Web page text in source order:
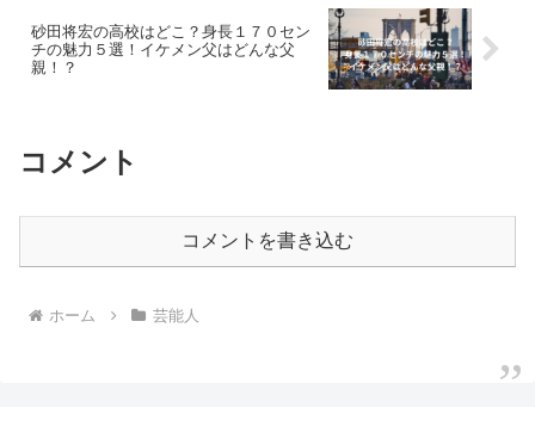
砂田将宏の高校はどこ？身長１７０セン
チの魅力５選！イケメン父はどんな父
親！？
コメント
コメントを書き込む
ホーム 芸能人